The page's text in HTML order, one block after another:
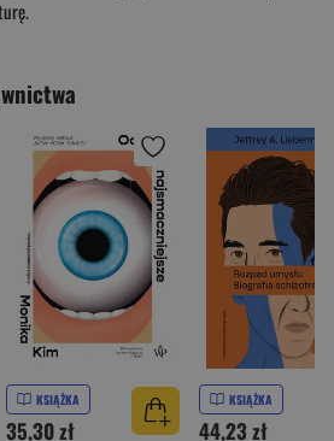
KSIĄŻKA
35,30 zł
KSIĄŻKA
44,23 zł